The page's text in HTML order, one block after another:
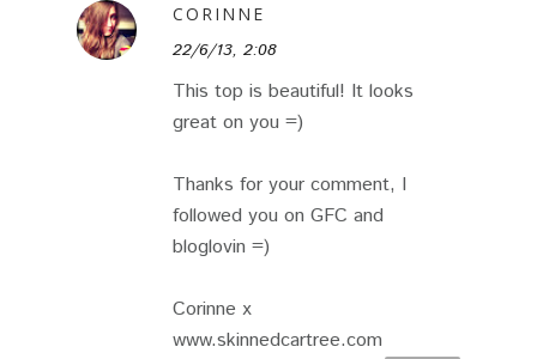
CORINNE
22/6/13, 2:08
This top is beautiful! It looks
great on you =)
Thanks for your comment, I
followed you on GFC and
bloglovin =)
Corinne x
www.skinnedcartree.com